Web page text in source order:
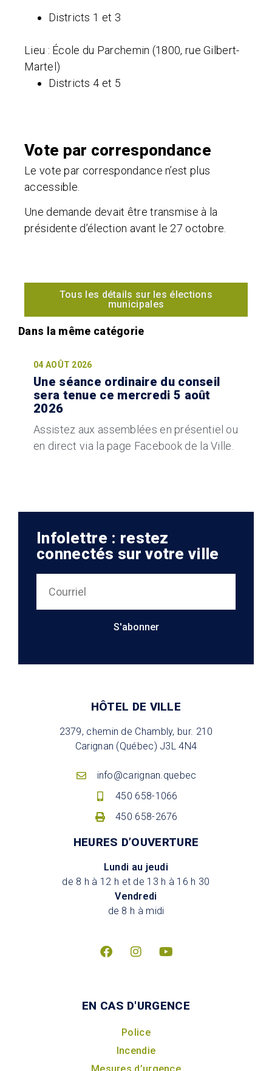
Districts 1 et 3
Lieu : École du Parchemin (1800, rue Gilbert-
Martel)
Districts 4 et 5
Vote par correspondance
Le vote par correspondance n’est plus
accessible.
Une demande devait être transmise à la
présidente d’élection avant le 27 octobre.
Tous les détails sur les élections
municipales
04 AOÛT 2026
Une séance ordinaire du conseil
sera tenue ce mercredi 5 août
2026
Assistez aux assemblées en présentiel ou
en direct via la page Facebook de la Ville.
Infolettre : restez
connectés sur votre ville
S'abonner
HÔTEL DE VILLE
2379, chemin de Chambly, bur. 210
Carignan (Québec) J3L 4N4
info@carignan.quebec
450 658-1066
450 658-2676
HEURES D’OUVERTURE
Lundi au jeudi
de 8 h à 12 h et de 13 h à 16 h 30
Vendredi
de 8 h à midi
EN CAS D'URGENCE
Police
Incendie
Mesures d’urgence